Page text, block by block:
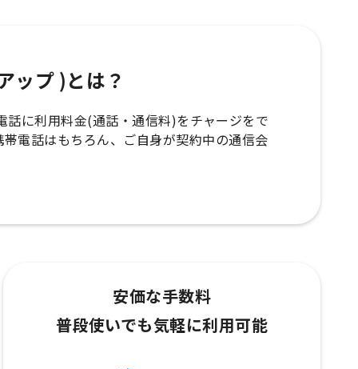
ップ )とは？
に利用料金(通話・通信料)をチャージをで
電話はもちろん、ご自身が契約中の通信会
安価な手数料
普段使いでも気軽に利用可能